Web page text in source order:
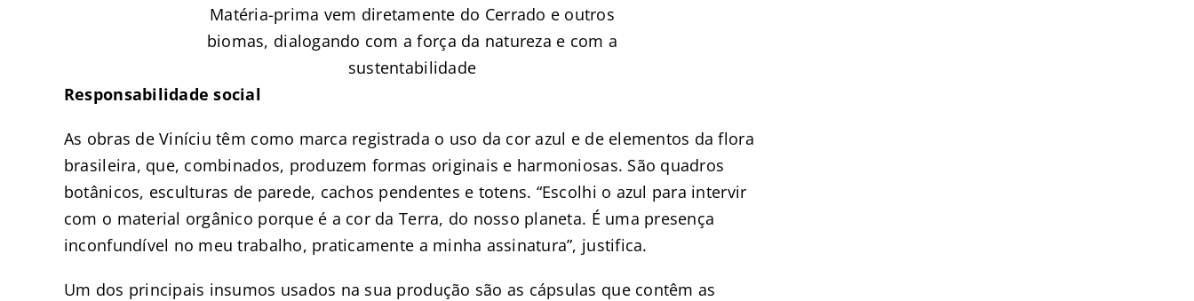
Matéria-prima vem diretamente do Cerrado e outros
biomas, dialogando com a força da natureza e com a
sustentabilidade
Responsabilidade social
As obras de Viníciu têm como marca registrada o uso da cor azul e de elementos da flora
brasileira, que, combinados, produzem formas originais e harmoniosas. São quadros
botânicos, esculturas de parede, cachos pendentes e totens. “Escolhi o azul para intervir
com o material orgânico porque é a cor da Terra, do nosso planeta. É uma presença
inconfundível no meu trabalho, praticamente a minha assinatura”, justifica.
Um dos principais insumos usados na sua produção são as cápsulas que contêm as